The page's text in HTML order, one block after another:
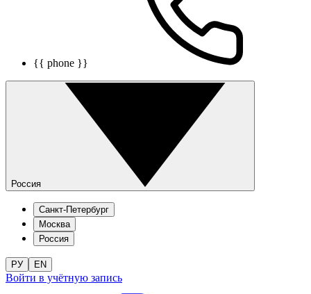
{{ phone }}
Россия
Санкт-Петербург
Москва
Россия
РУ EN
Войти в учётную запись